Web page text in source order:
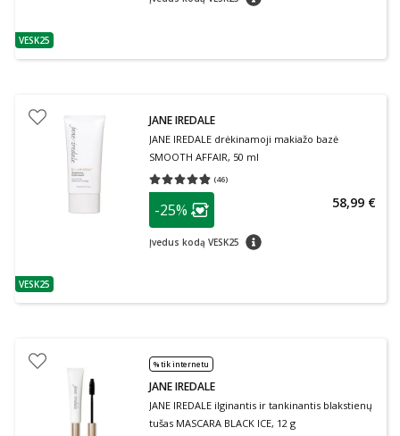
patarimas
VESK25
patarimas
VESK25
JANE IREDALE
JANE IREDALE drėkinamoji makiažo bazė
SMOOTH AFFAIR, 50 ml
(46)
Vidutinis įvertinimas 4.83
patarimas
Lojalumo klubo narių nuolaida
-25%
Įvedus kodą VESK25 patarimas
58,99 €
% tik internetu
JANE IREDALE
JANE IREDALE ilginantis ir tankinantis blakstienų
tušas MASCARA BLACK ICE, 12 g